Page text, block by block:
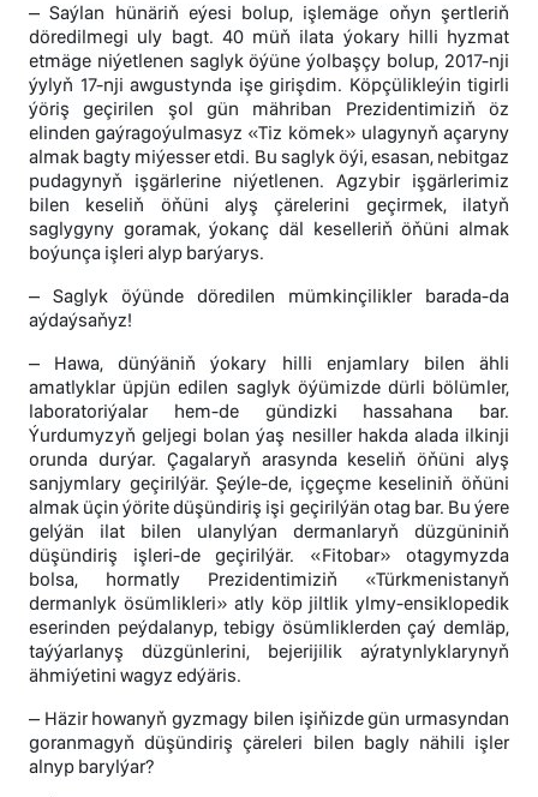
– Saýlan hünäriň eýesi bolup, işlemäge oňyn şertleriň
döredilmegi uly bagt. 40 müň ilata ýokary hilli hyzmat
etmäge niýetlenen saglyk öýüne ýolbaşçy bolup, 2017-nji
ýylyň 17-nji awgustynda işe girişdim. Köpçülikleýin tigirli
ýöriş geçirilen şol gün mähriban Prezidentimiziň öz
elinden gaýragoýulmasyz «Tiz kömek» ulagynyň açaryny
almak bagty miýesser etdi. Bu saglyk öýi, esasan, nebitgaz
pudagynyň işgärlerine niýetlenen. Agzybir işgärlerimiz
bilen keseliň öňüni alyş çärelerini geçirmek, ilatyň
saglygyny goramak, ýokanç däl keselleriň öňüni almak
boýunça işleri alyp barýarys.
– Saglyk öýünde döredilen mümkinçilikler barada-da
aýdaýsaňyz!
– Hawa, dünýäniň ýokary hilli enjamlary bilen ähli
amatlyklar üpjün edilen saglyk öýümizde dürli bölümler,
laboratoriýalar hem-de gündizki hassahana bar.
Ýurdumyzyň geljegi bolan ýaş nesiller hakda alada ilkinji
orunda durýar. Çagalaryň arasynda keseliň öňüni alyş
sanjymlary geçirilýär. Şeýle-de, içgeçme keseliniň öňüni
almak üçin ýörite düşündiriş işi geçirilýän otag bar. Bu ýere
gelýän ilat bilen ulanylýan dermanlaryň düzgüniniň
düşündiriş işleri-de geçirilýär. «Fitobar» otagymyzda
bolsa, hormatly Prezidentimiziň «Türkmenistanyň
dermanlyk ösümlikleri» atly köp jiltlik ylmy-ensiklopedik
eserinden peýdalanyp, tebigy ösümliklerden çaý demläp,
taýýarlanyş düzgünlerini, bejerijilik aýratynlyklarynyň
ähmiýetini wagyz edýäris.
– Häzir howanyň gyzmagy bilen işiňizde gün urmasyndan
goranmagyň düşündiriş çäreleri bilen bagly nähili işler
alnyp barylýar?